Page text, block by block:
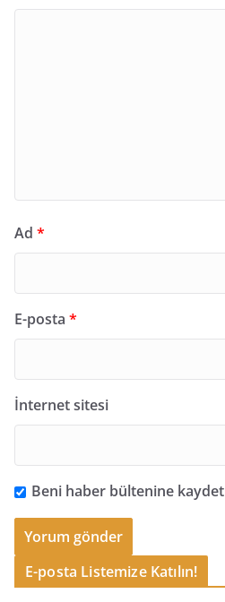
Ad *
E-posta *
İnternet sitesi
Beni haber bültenine kaydet
E-posta Listemize Katılın!